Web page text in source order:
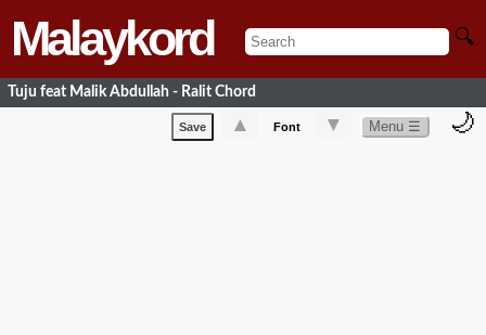
Malaykord 🔍
Tuju feat Malik Abdullah - Ralit Chord
Save ▲ Font ▼ Menu ☰ 🌙